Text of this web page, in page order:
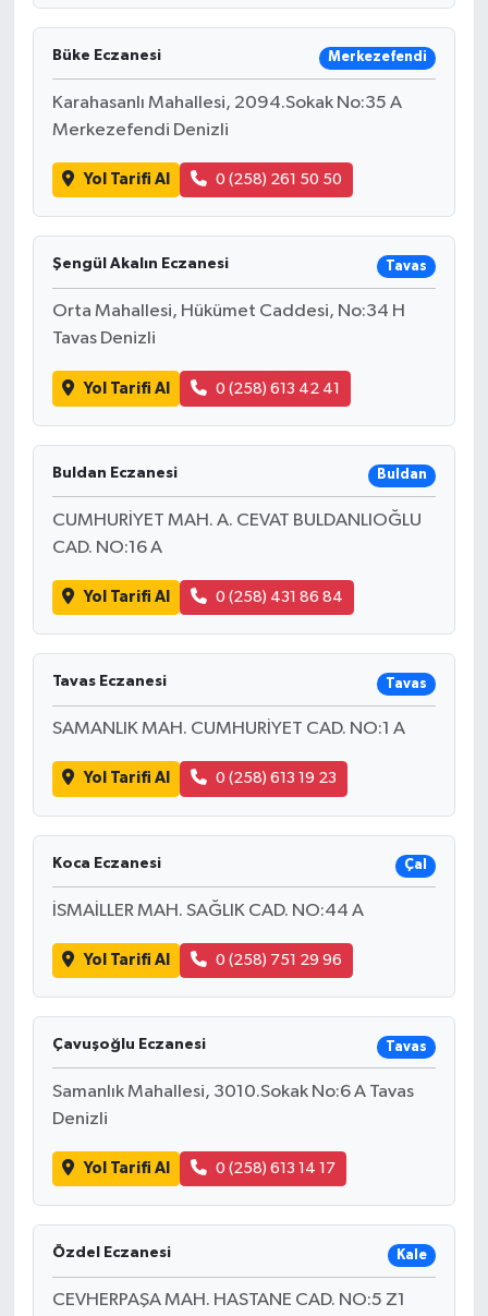
Büke Eczanesi Merkezefendi
Karahasanlı Mahallesi, 2094.Sokak No:35 A
Merkezefendi Denizli
Yol Tarifi Al 0 (258) 261 50 50
Şengül Akalın Eczanesi Tavas
Orta Mahallesi, Hükümet Caddesi, No:34 H
Tavas Denizli
Yol Tarifi Al 0 (258) 613 42 41
Buldan Eczanesi Buldan
CUMHURİYET MAH. A. CEVAT BULDANLIOĞLU
CAD. NO:16 A
Yol Tarifi Al 0 (258) 431 86 84
Tavas Eczanesi Tavas
SAMANLIK MAH. CUMHURİYET CAD. NO:1 A
Yol Tarifi Al 0 (258) 613 19 23
Koca Eczanesi Çal
İSMAİLLER MAH. SAĞLIK CAD. NO:44 A
Yol Tarifi Al 0 (258) 751 29 96
Çavuşoğlu Eczanesi Tavas
Samanlık Mahallesi, 3010.Sokak No:6 A Tavas
Denizli
Yol Tarifi Al 0 (258) 613 14 17
Özdel Eczanesi Kale
CEVHERPAŞA MAH. HASTANE CAD. NO:5 Z1